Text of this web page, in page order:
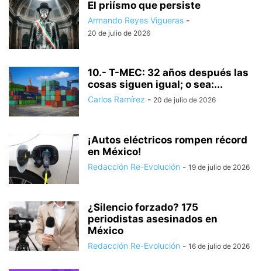
El priísmo que persiste
Armando Reyes Vigueras -
20 de julio de 2026
10.- T-MEC: 32 años después las
cosas siguen igual; o sea:...
Carlos Ramírez - 20 de julio de 2026
¡Autos eléctricos rompen récord
en México!
Redacción Re-Evolución - 19 de julio de 2026
¿Silencio forzado? 175
periodistas asesinados en
México
Redacción Re-Evolución - 16 de julio de 2026